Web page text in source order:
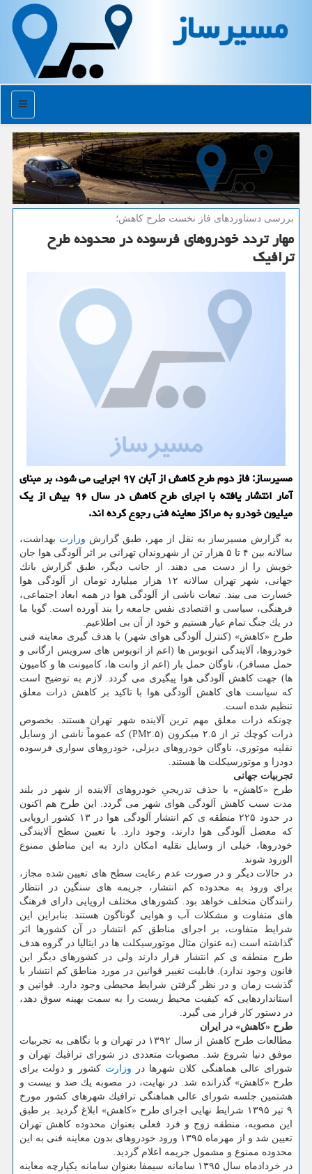
مسیرساز
منو
بررسی دستاوردهای فاز نخست طرح كاهش؛
مهار تردد خودروهای فرسوده در محدوده طرح
ترافیك
مسیرساز: فاز دوم طرح كاهش از آبان ۹۷ اجرایی می شود، بر مبنای
آمار انتشار یافته با اجرای طرح كاهش در سال ۹۶ بیش از یك
میلیون خودرو به مراكز معاینه فنی رجوع كرده اند.
به گزارش مسیرساز به نقل از مهر، طبق گزارش وزارت بهداشت،
سالانه بین ۴ تا ۵ هزار تن از شهروندان تهرانی بر اثر آلودگی هوا جان
خویش را از دست می دهند. از جانب دیگر، طبق گزارش بانك
جهانی، شهر تهران سالانه ۱۲ هزار میلیارد تومان از آلودگی هوا
خسارت می بیند. تبعات ناشی از آلودگی هوا در همه ابعاد اجتماعی،
فرهنگی، سیاسی و اقتصادی نفس جامعه را بند آورده است. گویا ما
در یك جنگ تمام عیار هستیم و خود از آن بی اطلاعیم.
طرح «كاهش» (كنترل آلودگی هوای شهر) با هدف گیری معاینه فنی
خودروها، آلایندگی اتوبوس ها (اعم از اتوبوس های سرویس ارگانی و
حمل مسافر)، ناوگان حمل بار (اعم از وانت ها، كامیونت ها و كامیون
ها) جهت كاهش آلودگی هوا پیگیری می گردد. لازم به توضیح است
كه سیاست های كاهش آلودگی هوا با تاكید بر كاهش ذرات معلق
تنظیم شده است.
چونكه ذرات معلق مهم ترین آلاینده شهر تهران هستند. بخصوص
ذرات كوچك تر از ۲.۵ میكرون (PM۲.۵) كه عموماً ناشی از وسایل
نقلیه موتوری، ناوگان خودروهای دیزلی، خودروهای سواری فرسوده
دودزا و موتورسیكلت ها هستند.
تجربیات جهانی
طرح «كاهش» با حذف تدریجیِ خودروهای آلاینده از شهر در بلند
مدت سبب كاهش آلودگی هوای شهر می گردد. این طرح هم اكنون
در حدود ۲۲۵ منطقه ی كم انتشار آلودگی هوا در ۱۳ كشور اروپایی
كه معضل آلودگی هوا دارند، وجود دارد. با تعیین سطح آلایندگی
خودروها، خیلی از وسایل نقلیه امكان دارد به این مناطق ممنوع
الورود شوند.
در حالات دیگر و در صورت عدم رعایت سطح های تعیین شده مجاز،
برای ورود به محدوده كم انتشار، جریمه های سنگین در انتظار
رانندگان متخلف خواهد بود. كشورهای مختلف اروپایی دارای فرهنگ
های متفاوت و مشكلات آب و هوایی گوناگون هستند. بنابراین این
شرایط متفاوت، بر اجرای مناطق كم انتشار در آن كشورها اثر
گذاشته است (به عنوان مثال موتورسیكلت ها در ایتالیا در گروه هدف
طرح منطقه ی كم انتشار قرار دارند ولی در كشورهای دیگر این
قانون وجود ندارد). قابلیت تغییر قوانین در مورد مناطق كم انتشار با
گذشت زمان و در نظر گرفتن شرایط محیطی وجود دارد. قوانین و
استانداردهایی كه كیفیت محیط زیست را به سمت بهینه سوق دهد،
در دستور كار قرار می گیرد.
طرح «كاهش» در ایران
مطالعات طرح كاهش از سال ۱۳۹۲ در تهران و با نگاهی به تجربیات
موفق دنیا شروع شد. مصوبات متعددی در شورای ترافیك تهران و
شورای عالی هماهنگی كلان شهرها در وزارت كشور و دولت برای
طرح «كاهش» گذرانده شد. در نهایت، در مصوبه یك صد و بیست و
هشتمین جلسه شورای عالی هماهنگی ترافیك شهرهای كشور مورخ
۹ تیر ۱۳۹۵ شرایط نهایی اجرای طرح «كاهش» ابلاغ گردید. بر طبق
این مصوبه، منطقه زوج و فرد فعلی بعنوان محدوده كاهش تهران
تعیین شد و از مهرماه ۱۳۹۵ ورود خودروهای بدون معاینه فنی به این
محدوده ممنوع و مشمول جریمه اعلام گردید.
در خردادماه سال ۱۳۹۵ سامانه سیمفا بعنوان سامانه یكپارچه معاینه